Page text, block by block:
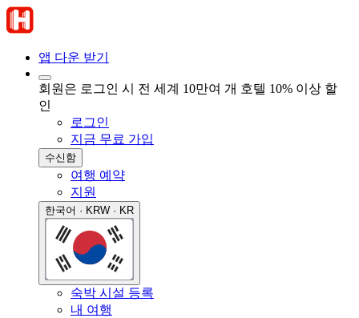
앱 다운 받기
회원은 로그인 시 전 세계 10만여 개 호텔 10% 이상 할
인
로그인
지금 무료 가입
수신함
여행 예약
지원
한국어 · KRW · KR
숙박 시설 등록
내 여행